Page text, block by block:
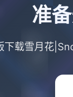
准
下载雪月花